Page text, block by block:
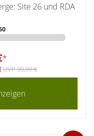
Site 26 und RDA
*
UVP 99,99 €